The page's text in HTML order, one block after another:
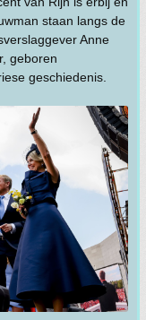
staan langs de
Anne
geboren
geschiedenis.